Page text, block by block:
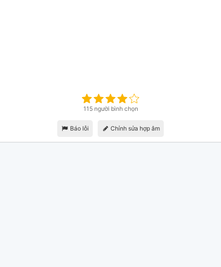
115 người bình chọn
Báo lỗi Chỉnh sửa hợp âm